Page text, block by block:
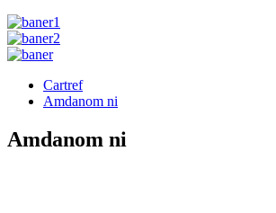
Cartref
Amdanom ni
Amdanom ni